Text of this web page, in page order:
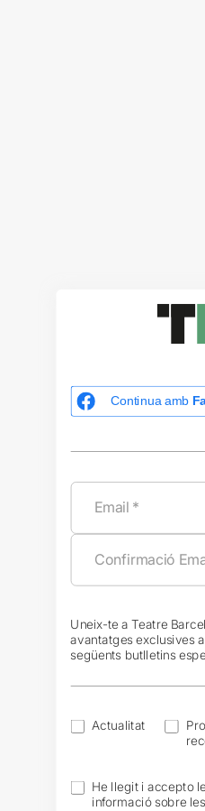
Continua amb
Uneix-te a Teatre
avantatges exclusives
següents butlletins
Actualitat
He llegit i accepto
informació sobre